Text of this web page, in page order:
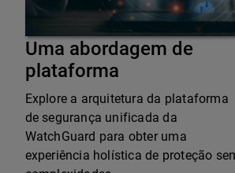
Uma abordagem de
plataforma
Explore a arquitetura da plataforma
de segurança unificada da
WatchGuard para obter uma
experiência holística de proteção